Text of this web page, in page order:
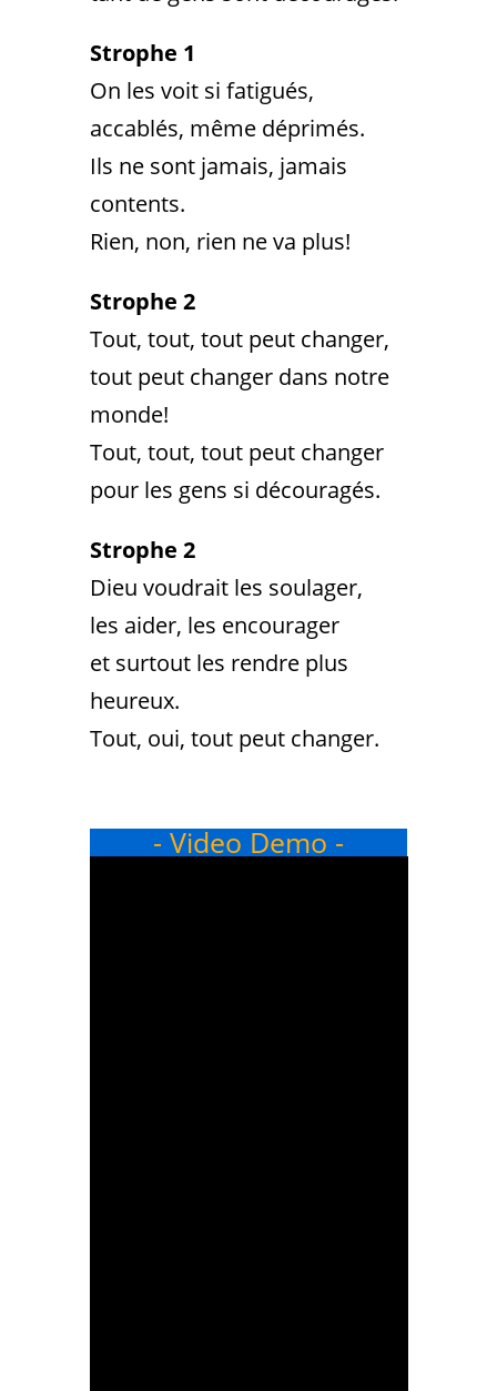
Strophe 1
On les voit si fatigués,
accablés, même déprimés.
Ils ne sont jamais, jamais
contents.
Rien, non, rien ne va plus!
Strophe 2
Tout, tout, tout peut changer,
tout peut changer dans notre
monde!
Tout, tout, tout peut changer
pour les gens si découragés.
Strophe 2
Dieu voudrait les soulager,
les aider, les encourager
et surtout les rendre plus
heureux.
Tout, oui, tout peut changer.
- Video Demo -